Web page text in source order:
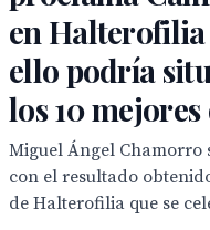
en Halterofilia
ello podría
los 10
Miguel Ángel Chamorro
con el resultado
de Halterofilia que se